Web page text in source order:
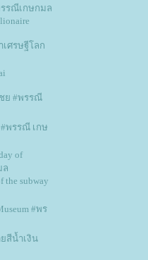
รณีเกษกมล
ศรษฐีโลก
ย #พรรณี
พรรณี เกษ
of
ล
the subway
#พร
สีน้ำเงิน